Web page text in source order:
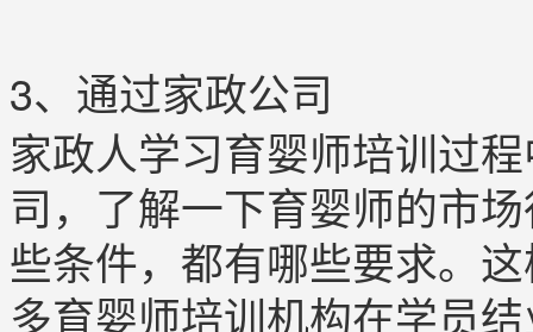
3、通过家政公司
家政人学习育婴师培训过
司，了解一下育婴师的市
些条件，都有哪些要求。
多育婴师培训机构在学员